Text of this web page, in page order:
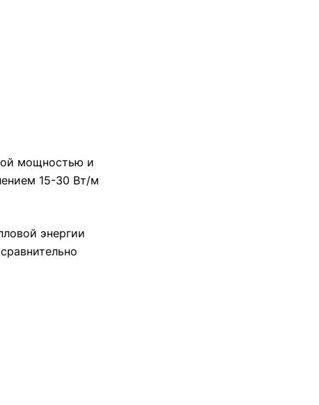
мощностью и
15-30 Вт/м
энергии